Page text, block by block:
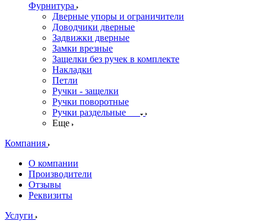
Фурнитура
Дверные упоры и ограничители
Доводчики дверные
Задвижки дверные
Замки врезные
Защелки без ручек в комплекте
Накладки
Петли
Ручки - защелки
Ручки поворотные
Ручки раздельные
Еще
Компания
О компании
Производители
Отзывы
Реквизиты
Услуги